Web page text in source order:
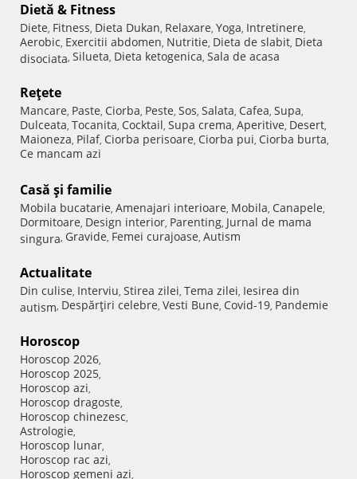
Dietă & Fitness
Diete, Fitness, Dieta Dukan, Relaxare, Yoga, Intretinere,
Aerobic, Exercitii abdomen, Nutritie, Dieta de slabit, Dieta
disociata, Silueta, Dieta ketogenica, Sala de acasa
Reţete
Mancare, Paste, Ciorba, Peste, Sos, Salata, Cafea, Supa,
Dulceata, Tocanita, Cocktail, Supa crema, Aperitive, Desert,
Maioneza, Pilaf, Ciorba perisoare, Ciorba pui, Ciorba burta,
Ce mancam azi
Casă şi familie
Mobila bucatarie, Amenajari interioare, Mobila, Canapele,
Dormitoare, Design interior, Parenting, Jurnal de mama
singura, Gravide, Femei curajoase, Autism
Actualitate
Din culise, Interviu, Stirea zilei, Tema zilei, Iesirea din
autism, Despărţiri celebre, Vesti Bune, Covid-19, Pandemie
Horoscop
Horoscop 2026,
Horoscop 2025,
Horoscop azi,
Horoscop dragoste,
Horoscop chinezesc,
Astrologie,
Horoscop lunar,
Horoscop rac azi,
Horoscop gemeni azi,